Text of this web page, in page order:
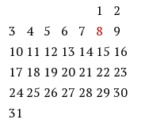
1
2
3
4 5 6 7 8
9
10 11 12 13 14 15 16
17 18 19 20 21 22 23
24 25 26 27 28 29 30
31